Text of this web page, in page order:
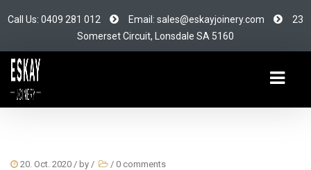
Call Us: 0409 281 012 Email: sales@eskayjoinery.com
23
Somerset Circuit, Lonsdale SA 5160
20. Oct. 2020 / by / / 0 comments